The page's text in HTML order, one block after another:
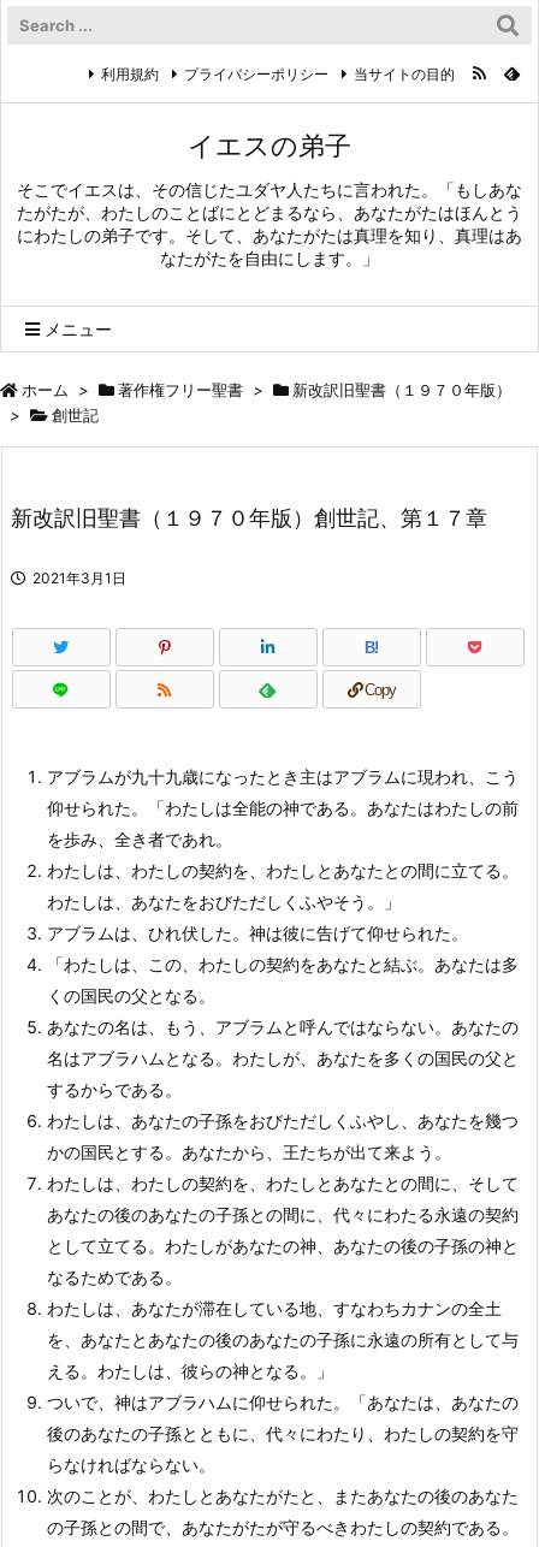
イエスの弟子
そこでイエスは、その信じたユダヤ人たちに言われた。「もしあな
たがたが、わたしのことばにとどまるなら、あなたがたはほんとう
にわたしの弟子です。そして、あなたがたは真理を知り、真理はあ
なたがたを自由にします。」
メニュー
利用規約 プライバシーポリシー 当サイトの目的
ホーム > 著作権フリー聖書 >
新改訳旧聖書（１９７０年版）
>
創世記
新改訳旧聖書（１９７０年版）創世記、第１７章
2021年3月1日
B!
Copy
アブラムが九十九歳になったとき主はアブラムに現われ、こう
仰せられた。「わたしは全能の神である。あなたはわたしの前
を歩み、全き者であれ。
わたしは、わたしの契約を、わたしとあなたとの間に立てる。
わたしは、あなたをおびただしくふやそう。」
アブラムは、ひれ伏した。神は彼に告げて仰せられた。
「わたしは、この、わたしの契約をあなたと結ぶ。あなたは多
くの国民の父となる。
あなたの名は、もう、アブラムと呼んではならない。あなたの
名はアブラハムとなる。わたしが、あなたを多くの国民の父と
するからである。
わたしは、あなたの子孫をおびただしくふやし、あなたを幾つ
かの国民とする。あなたから、王たちが出て来よう。
わたしは、わたしの契約を、わたしとあなたとの間に、そして
あなたの後のあなたの子孫との間に、代々にわたる永遠の契約
として立てる。わたしがあなたの神、あなたの後の子孫の神と
なるためである。
わたしは、あなたが滞在している地、すなわちカナンの全土
を、あなたとあなたの後のあなたの子孫に永遠の所有として与
える。わたしは、彼らの神となる。」
ついで、神はアブラハムに仰せられた。「あなたは、あなたの
後のあなたの子孫とともに、代々にわたり、わたしの契約を守
らなければならない。
次のことが、わたしとあなたがたと、またあなたの後のあなた
の子孫との間で、あなたがたが守るべきわたしの契約である。